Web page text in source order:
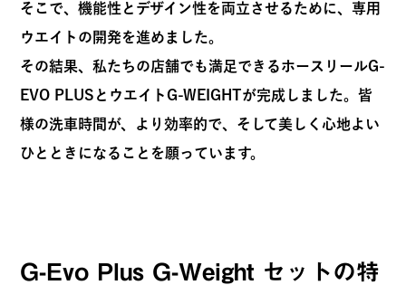
そこで、機能性とデザイン性を両立させるために、専用
ウエイトの開発を進めました。
その結果、私たちの店舗でも満足できるホースリールG-
EVO PLUSとウエイトG-WEIGHTが完成しました。皆
様の洗車時間が、より効率的で、そして美しく心地よい
ひとときになることを願っています。
G-Evo Plus G-Weight セットの特